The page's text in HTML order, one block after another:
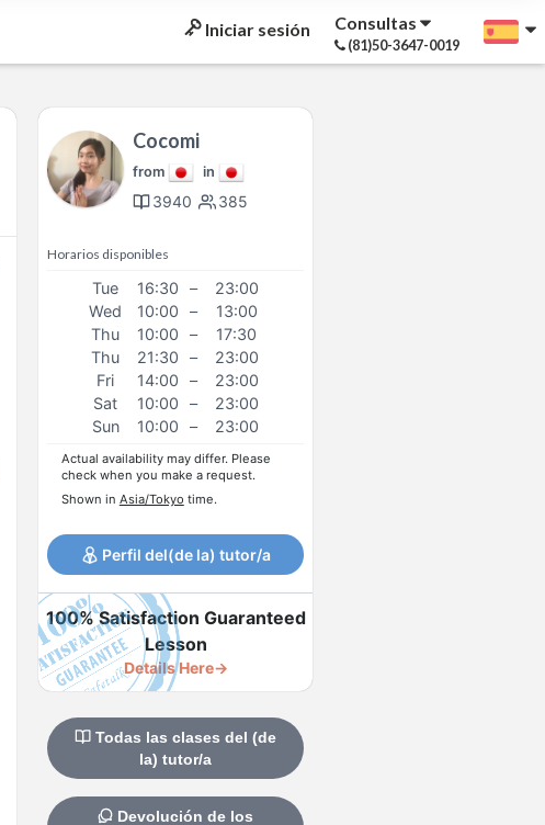
Iniciar sesión Consultas
(81)50-3647-0019
Cocomi
from in
3940 385
Horarios disponibles
Tue 16:30 –
23:00
Wed
10:00 –
13:00
Thu
10:00 –
17:30
Thu
21:30 –
23:00
Fri
14:00 –
23:00
Sat
10:00 –
23:00
Sun
10:00 – 23:00
Actual availability may differ. Please
check when you make a request.
Shown in Asia/Tokyo time.
Perfil del(de la) tutor/a
100% Satisfaction Guaranteed
Lesson
Details Here→
Todas las clases del (de
la) tutor/a